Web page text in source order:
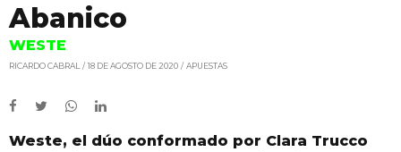
Abanico
WESTE
RICARDO CABRAL 18 DE AGOSTO DE 2020 APUESTAS
Weste, el dúo conformado por Clara Trucco